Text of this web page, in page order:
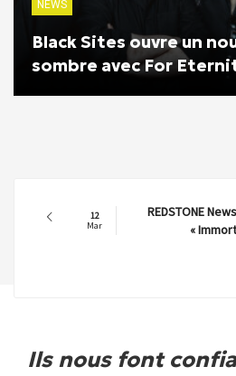
NEWS
Black Sites ouvre un
sombre avec For
12
Mar
REDSTONE
«
Ils nous font